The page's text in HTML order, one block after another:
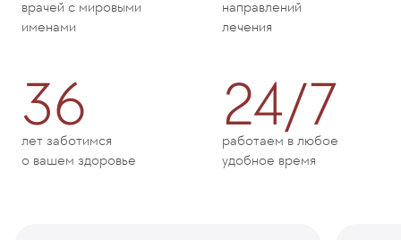
врачей с мировыми
именами
направлений
лечения
36
лет заботимся
о вашем здоровье
24/7
работаем в любое
удобное время